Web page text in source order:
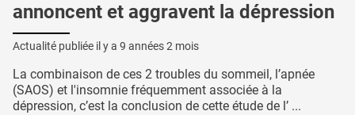
annoncent et aggravent la dépression
Actualité publiée il y a 9 années 2 mois
La combinaison de ces 2 troubles du sommeil, l’apnée
(SAOS) et l'insomnie fréquemment associée à la
dépression, c’est la conclusion de cette étude de l’ ...